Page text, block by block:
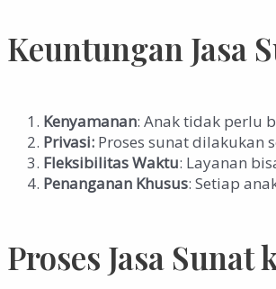
Keuntungan Jasa
Kenyamanan: Anak tidak perlu
Privasi: Proses sunat dilakukan
Fleksibilitas Waktu: Layanan
Penanganan Khusus: Setiap
Proses Jasa Sunat